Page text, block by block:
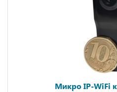
Микро IP-WiFi